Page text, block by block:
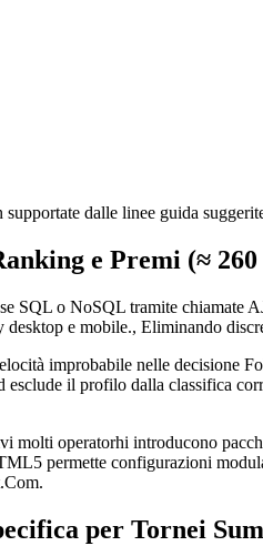
dalle linee guida
e Premi (≈
SQL o NoSQL tramite chiamate
e mobile., Eliminando
improbabile nelle decisione
il profilo dalla classifica
molti operator​hi introducono
permette configurazioni
per Tornei